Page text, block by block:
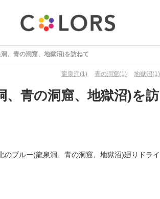
、青の洞窟、地獄沼)を訪ねて
龍泉洞(1) 青の洞窟(1) 地獄沼(1)
、青の洞窟、地獄沼)を訪
ブルー(龍泉洞、青の洞窟、地獄沼)廻りドライ